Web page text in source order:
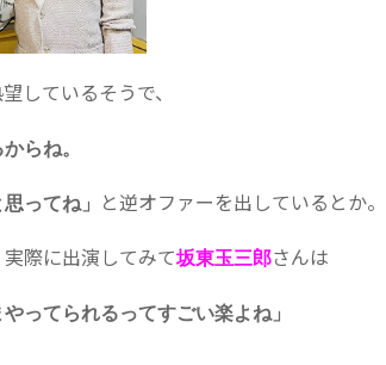
しているそうで、
らね。
ね」
と逆オファーを出しているとか。
際に出演してみて坂東玉三郎さんは
ってられるってすごい楽よね」